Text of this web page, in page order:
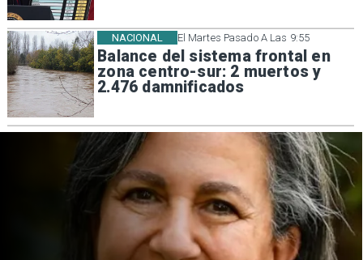
El Martes Pasado A Las 9:55
Balance del sistema frontal en
zona centro-sur: 2 muertos y
2.476 damnificados
NACIONAL